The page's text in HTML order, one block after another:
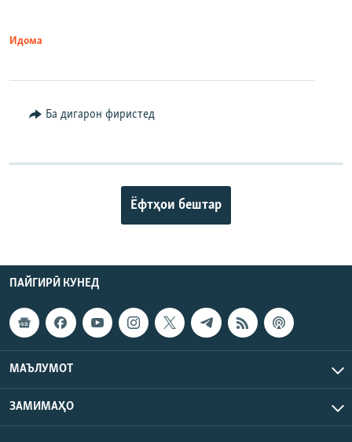
Идома
Ба дигарон фиристед
Ёфтҳои бештар
ПАЙГИРӢ КУНЕД
МАЪЛУМОТ
ЗАМИМАҲО